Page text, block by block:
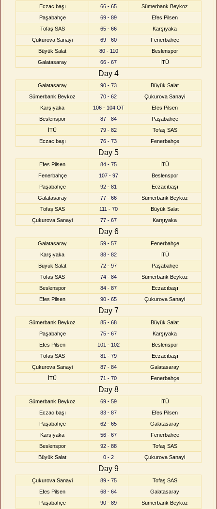
Eczacıbaşı 66 - 65
Sümerbank Beykoz
Paşabahçe
69 - 89
Efes Pilsen
Tofaş SAS
65 - 66
Karşıyaka
Çukurova Sanayi
69 - 60
Fenerbahçe
Büyük Salat
80 - 110
Beslenspor
Galatasaray
66 - 67 İTÜ
Day 4
Galatasaray 90 - 73
Büyük Salat
Sümerbank Beykoz
70 - 62
Çukurova Sanayi
Karşıyaka
106 - 104 OT
Efes Pilsen
Beslenspor
87 - 84
Paşabahçe
İTÜ
79 - 82
Tofaş SAS
Eczacıbaşı
76 - 73 Fenerbahçe
Day 5
Efes Pilsen 84 - 75
İTÜ
Fenerbahçe
107 - 97
Beslenspor
Paşabahçe
92 - 81
Eczacıbaşı
Galatasaray
77 - 66
Sümerbank Beykoz
Tofaş SAS
111 - 70
Büyük Salat
Çukurova Sanayi
77 - 67 Karşıyaka
Day 6
Galatasaray 59 - 57
Fenerbahçe
Karşıyaka
88 - 82
İTÜ
Büyük Salat
72 - 97
Paşabahçe
Tofaş SAS
74 - 84
Sümerbank Beykoz
Beslenspor
84 - 87
Eczacıbaşı
Efes Pilsen
90 - 65 Çukurova Sanayi
Day 7
Sümerbank Beykoz 85 - 68
Büyük Salat
Paşabahçe
75 - 67
Karşıyaka
Efes Pilsen
101 - 102
Beslenspor
Tofaş SAS
81 - 79
Eczacıbaşı
Çukurova Sanayi
87 - 84
Galatasaray
İTÜ
71 - 70 Fenerbahçe
Day 8
Sümerbank Beykoz 69 - 59
İTÜ
Eczacıbaşı
83 - 87
Efes Pilsen
Paşabahçe
62 - 65
Galatasaray
Karşıyaka
56 - 67
Fenerbahçe
Beslenspor
92 - 88
Tofaş SAS
Büyük Salat
0 - 2 Çukurova Sanayi
Day 9
Çukurova Sanayi 89 - 75
Tofaş SAS
Efes Pilsen
68 - 64
Galatasaray
Paşabahçe
90 - 89 Sümerbank Beykoz